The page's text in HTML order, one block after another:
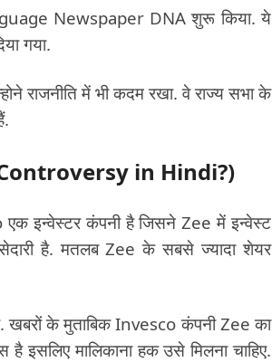
Newspaper DNA शुरू किया. ये
गया.
राजनीति में भी कदम रखा. वे राज्य सभा के
Controversy in Hindi?)
इन्वेस्टर कंपनी है जिसने Zee में इन्वेस्ट
है. मतलब Zee के सबसे ज्यादा शेयर
खबरों के मुताबिक Invesco कंपनी Zee का
इसलिए मालिकाना हक उसे मिलना चाहिए.